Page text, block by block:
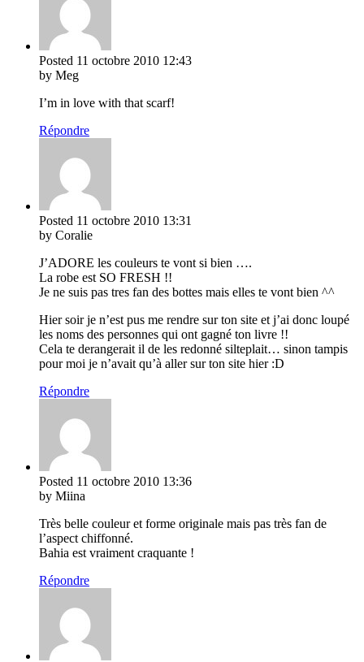
Posted 11 octobre 2010 12:43
by Meg
I’m in love with that scarf!
Répondre
Posted 11 octobre 2010 13:31
by Coralie
J’ADORE les couleurs te vont si bien ….
La robe est SO FRESH !!
Je ne suis pas tres fan des bottes mais elles te vont bien ^^
Hier soir je n’est pus me rendre sur ton site et j’ai donc loupé
les noms des personnes qui ont gagné ton livre !!
Cela te derangerait il de les redonné silteplait… sinon tampis
pour moi je n’avait qu’à aller sur ton site hier :D
Répondre
Posted 11 octobre 2010 13:36
by Miina
Très belle couleur et forme originale mais pas très fan de
l’aspect chiffonné.
Bahia est vraiment craquante !
Répondre